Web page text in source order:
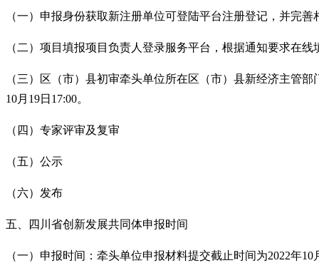
（一） 申报身份获取新注册单位可登陆平台注册登记，并完善
（二） 项目填报项目负责人登录服务平台，根据通知要求在
（三）
区（市）县初审牵头单位所在区（市）县新经济主管
10月19日17:00。
（四） 专家评审及复审
（五） 公示
（六）发布
五、 四川省创新发展共同体申报时间
（一） 申报时间：牵头单位申报材料提交截止时间为2022年